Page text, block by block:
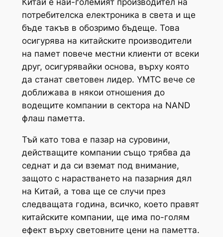
потребителска електроника в света и ще
бъде такъв в обозримо бъдеще. Това
осигурява на китайските производители
на памет повече местни клиенти от всеки
друг, осигурявайки основа, върху която
да станат световен лидер. YMTC вече се
доближава в някои отношения до
водещите компании в сектора на NAND
флаш паметта.
Тъй като това е пазар на суровини,
действащите компании също трябва да
седнат и да си вземат под внимание,
защото с нарастването на пазарния дял
на Китай, а това ще се случи през
следващата година, всичко, което правят
китайските компании, ще има по-голям
ефект върху световните цени на паметта.